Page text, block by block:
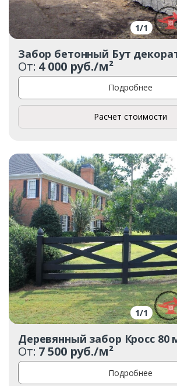
1/1
Забор бетонный Бут
От: 4 000 руб./м²
Подробнее
Расчет стоимости
1/1
Деревянный забор Кросс 80
От: 7 500 руб./м²
Подробнее